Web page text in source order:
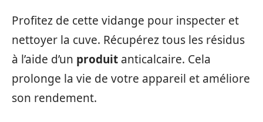
Profitez de cette vidange pour inspecter et
nettoyer la cuve. Récupérez tous les résidus
à l’aide d’un produit anticalcaire. Cela
prolonge la vie de votre appareil et améliore
son rendement.